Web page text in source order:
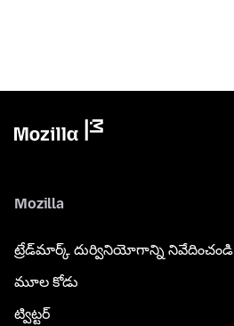
Mozilla
ట్రేడ్‌మార్క్ దుర్వినియోగాన్ని నివేదించండి
మూల కోడు
ట్విట్టర్